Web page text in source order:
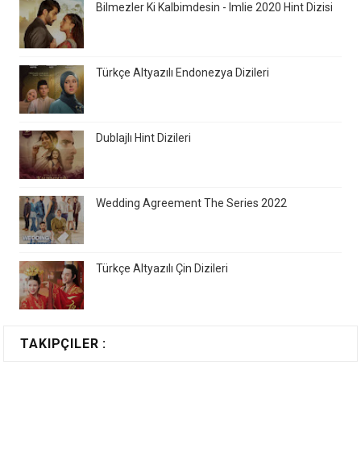
Bilmezler Ki Kalbimdesin - Imlie 2020 Hint Dizisi
Türkçe Altyazılı Endonezya Dizileri
Dublajlı Hint Dizileri
Wedding Agreement The Series 2022
Türkçe Altyazılı Çin Dizileri
TAKIPÇILER :